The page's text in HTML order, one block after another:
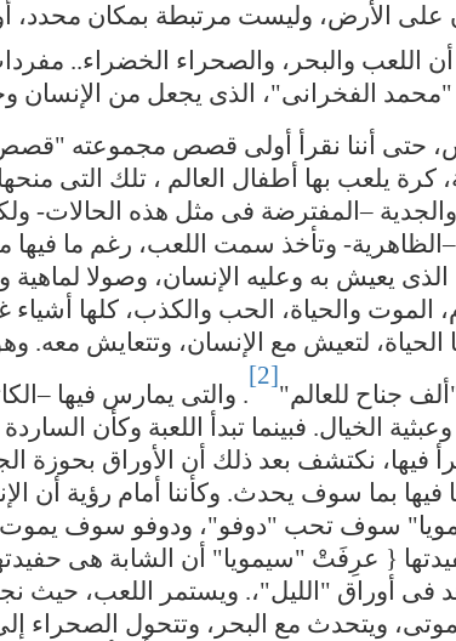
على الأرض، وليست مرتبطة بمكان محدد،
أن اللعب والبحر، والصحراء الخضراء..
الفخرانى"، الذى يجعل من الإنسان
حتى أننا نقرأ أولى قصص مجموعته
كرة يلعب بها أطفال العالم ، تلك التى
–المفترضة فى مثل هذه الحالات-
–الظاهرية- وتأخذ سمت اللعب، رغم ما
الذى يعيش به وعليه الإنسان، وصولا
الموت والحياة، الحب والكذب، كلها
الحياة، لتعيش مع الإنسان، وتتعايش معه.
جناح للعالم"
[2]
. والتى يمارس فيها
وعبثية الخيال. فبينما تبدأ اللعبة وكأن
فيها، نكتشف بعد ذلك أن الأوراق بحوزة
فيها بما سوف يحدث. وكأننا أمام رؤية
سوف تحب "دوفو"، ودوفو سوف يموت،
{ عرِفَتْ "سيمويا" أن الشابة هى
فى أوراق "الليل"،. ويستمر اللعب، حيث
ويتحدث مع البحر، وتتحول